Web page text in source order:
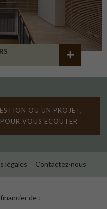
OU UN PROJET,
VOUS ÉCOUTER
légales Contactez-nous
de :